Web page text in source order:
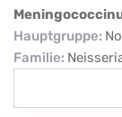
Hauptgruppe:
Familie: